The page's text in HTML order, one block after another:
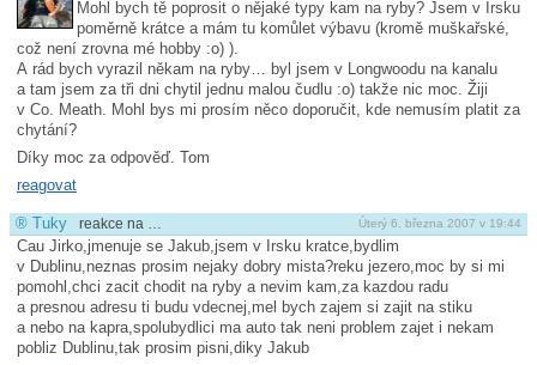
Mohl bych tě poprosit o nějaké typy kam na ryby? Jsem v Irsku
poměrně krátce a mám tu komůlet výbavu (kromě muškařské,
což není zrovna mé hobby :o) ).
A rád bych vyrazil někam na ryby… byl jsem v Longwoodu na kanalu
a tam jsem za tři dni chytil jednu malou čudlu :o) takže nic moc. Žiji
v Co. Meath. Mohl bys mi prosím něco doporučit, kde nemusím platit za
chytání?
Díky moc za odpověď. Tom
reagovat
Úterý 6. března 2007 v 19:44
® Tuky reakce na …
Cau Jirko,jmenuje se Jakub,jsem v Irsku kratce,bydlim
v Dublinu,neznas prosim nejaky dobry mista?reku jezero,moc by si mi
pomohl,chci zacit chodit na ryby a nevim kam,za kazdou radu
a presnou adresu ti budu vdecnej,mel bych zajem si zajit na stiku
a nebo na kapra,spolubydlici ma auto tak neni problem zajet i nekam
pobliz Dublinu,tak prosim pisni,diky Jakub